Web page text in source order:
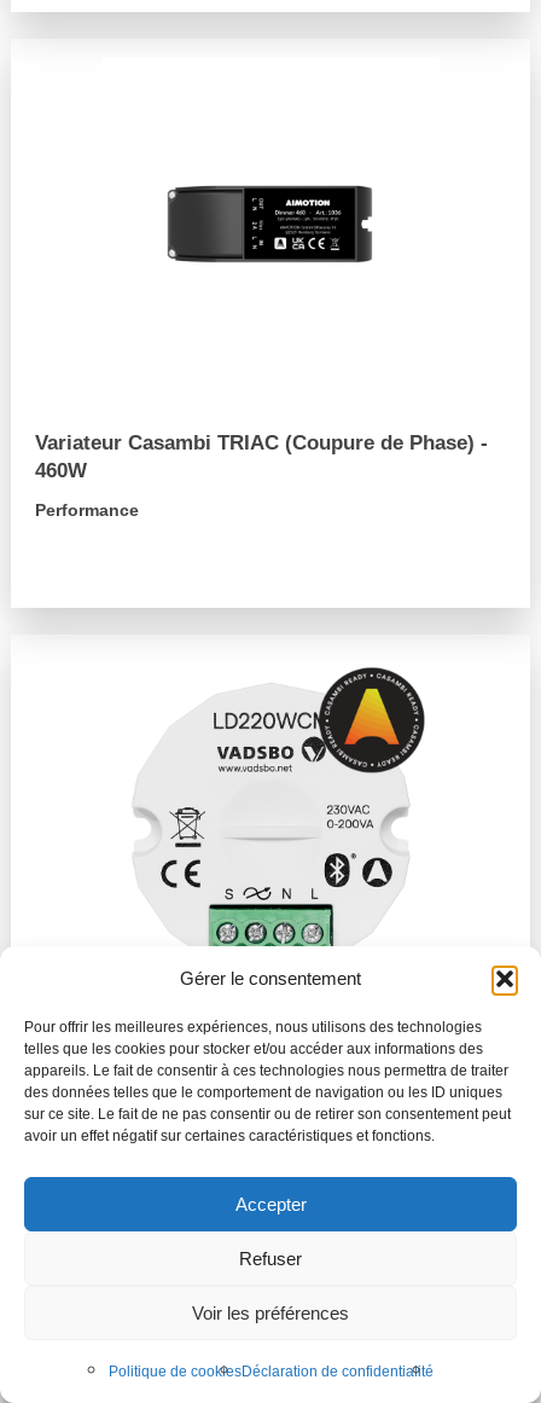
Gérer le consentement
Pour offrir les meilleures expériences, nous utilisons des technologies
telles que les cookies pour stocker et/ou accéder aux informations des
appareils. Le fait de consentir à ces technologies nous permettra de traiter
des données telles que le comportement de navigation ou les ID uniques
sur ce site. Le fait de ne pas consentir ou de retirer son consentement peut
avoir un effet négatif sur certaines caractéristiques et fonctions.
Accepter
Refuser
Voir les préférences
Politique de cookiesDéclaration de confidentialité
Variateur Casambi TRIAC (Coupure de Phase) -
460W
Performance
Variateur Casambi TRIAC (Coupure de Phase) -
200VA
Performance
arrow_forward